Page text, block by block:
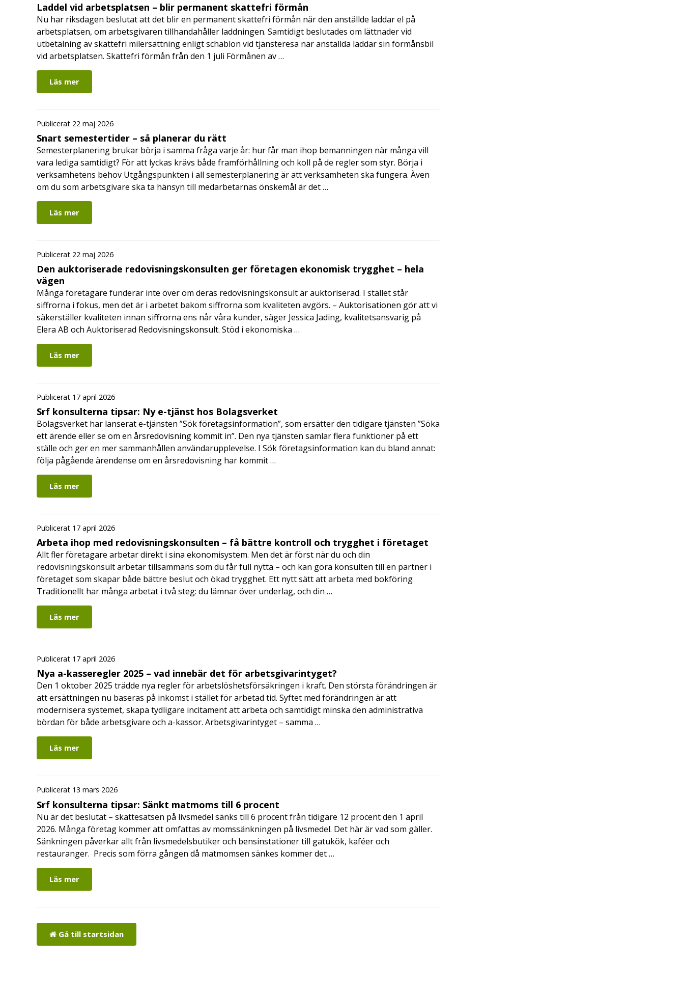
Laddel vid arbetsplatsen – blir permanent skattefri förmån
Nu har riksdagen beslutat att det blir en permanent skattefri förmån när den anställde laddar el på
arbetsplatsen, om arbetsgivaren tillhandahåller laddningen. Samtidigt beslutades om lättnader vid
utbetalning av skattefri milersättning enligt schablon vid tjänsteresa när anställda laddar sin förmånsbil
vid arbetsplatsen. Skattefri förmån från den 1 juli Förmånen av …
Läs mer
Publicerat 22 maj 2026
Snart semestertider – så planerar du rätt
Semesterplanering brukar börja i samma fråga varje år: hur får man ihop bemanningen när många vill
vara lediga samtidigt? För att lyckas krävs både framförhållning och koll på de regler som styr. Börja i
verksamhetens behov Utgångspunkten i all semesterplanering är att verksamheten ska fungera. Även
om du som arbetsgivare ska ta hänsyn till medarbetarnas önskemål är det …
Läs mer
Publicerat 22 maj 2026
Den auktoriserade redovisningskonsulten ger företagen ekonomisk trygghet – hela
vägen
Många företagare funderar inte över om deras redovisningskonsult är auktoriserad. I stället står
siffrorna i fokus, men det är i arbetet bakom siffrorna som kvaliteten avgörs. – Auktorisationen gör att vi
säkerställer kvaliteten innan siffrorna ens når våra kunder, säger Jessica Jading, kvalitetsansvarig på
Elera AB och Auktoriserad Redovisningskonsult. Stöd i ekonomiska …
Läs mer
Publicerat 17 april 2026
Srf konsulterna tipsar: Ny e-tjänst hos Bolagsverket
Bolagsverket har lanserat e-tjänsten ”Sök företagsinformation”, som ersätter den tidigare tjänsten ”Söka
ett ärende eller se om en årsredovisning kommit in”. Den nya tjänsten samlar flera funktioner på ett
ställe och ger en mer sammanhållen användarupplevelse. I Sök företagsinformation kan du bland annat:
följa pågående ärendense om en årsredovisning har kommit …
Läs mer
Publicerat 17 april 2026
Arbeta ihop med redovisningskonsulten – få bättre kontroll och trygghet i företaget
Allt fler företagare arbetar direkt i sina ekonomisystem. Men det är först när du och din
redovisningskonsult arbetar tillsammans som du får full nytta – och kan göra konsulten till en partner i
företaget som skapar både bättre beslut och ökad trygghet. Ett nytt sätt att arbeta med bokföring
Traditionellt har många arbetat i två steg: du lämnar över underlag, och din …
Läs mer
Publicerat 17 april 2026
Nya a-kasseregler 2025 – vad innebär det för arbetsgivarintyget?
Den 1 oktober 2025 trädde nya regler för arbetslöshetsförsäkringen i kraft. Den största förändringen är
att ersättningen nu baseras på inkomst i stället för arbetad tid. Syftet med förändringen är att
modernisera systemet, skapa tydligare incitament att arbeta och samtidigt minska den administrativa
bördan för både arbetsgivare och a-kassor. Arbetsgivarintyget – samma …
Läs mer
Publicerat 13 mars 2026
Srf konsulterna tipsar: Sänkt matmoms till 6 procent
Nu är det beslutat – skattesatsen på livsmedel sänks till 6 procent från tidigare 12 procent den 1 april
2026. Många företag kommer att omfattas av momssänkningen på livsmedel. Det här är vad som gäller.
Sänkningen påverkar allt från livsmedelsbutiker och bensinstationer till gatukök, kaféer och
restauranger. Precis som förra gången då matmomsen sänkes kommer det …
Läs mer
Gå till startsidan